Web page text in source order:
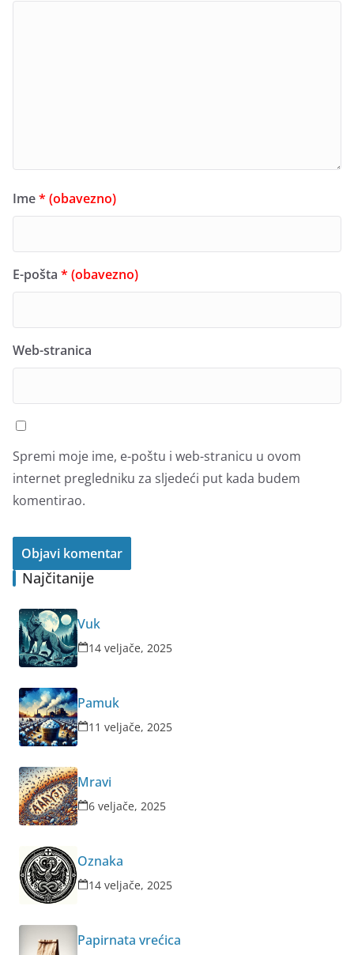
Ime* (obavezno)
E-pošta * (obavezno)
Web-stranica
Spremi moje ime, e-poštu i web-stranicu u ovom
internet pregledniku za sljedeći put kada budem
komentirao.
Najčitanije
Vuk
14 veljače, 2025
Pamuk
11 veljače, 2025
Mravi
6 veljače, 2025
Oznaka
14 veljače, 2025
Papirnata vrećica